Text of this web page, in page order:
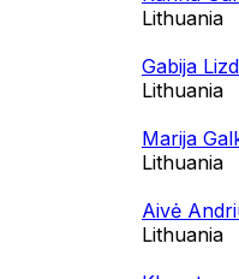
Lithuania
Gabija
Lithuania
Marija
Lithuania
Aivė
Lithuania